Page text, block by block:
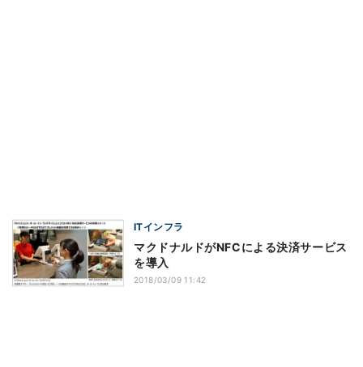
ITインフラ
マクドナルドがNFCによる決済サービス
を導入
2018/03/09 11:42